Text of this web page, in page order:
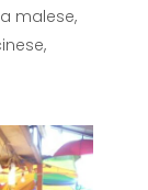
malese,